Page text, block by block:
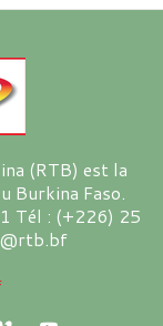
(RTB) est la
Burkina Faso.
Tél : (+226) 25